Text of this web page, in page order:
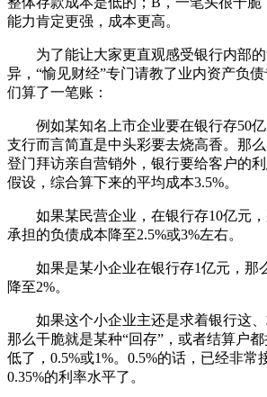
能力肯定更强，成本更高。
为了能让大家更直观感受银行内部
异，“愉见财经”专门请教了业内资产负
们算了一笔账：
例如某知名上市企业要在银行存50
支行而言简直是中头彩要去烧高香。那
登门拜访亲自营销外，银行要给客户的利
假设，综合算下来的平均成本3.5%。
如果某民营企业，在银行存10亿元
承担的负债成本降至2.5%或3%左右。
如果是某小企业在银行存1亿元，那
降至2%。
如果这个小企业主还是求着银行这、
那么干脆就是某种“回存”，或者结算户
低了，0.5%或1%。0.5%的话，已经非常
0.35%的利率水平了。